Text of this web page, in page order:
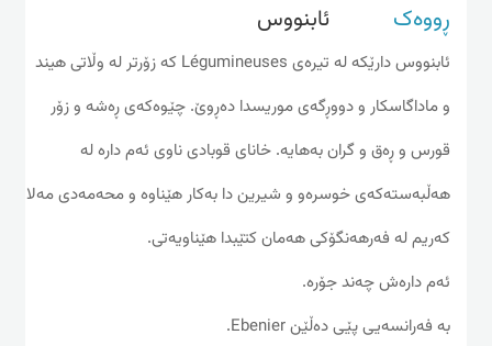
ڕووەک ئابنووس
ئابنووس دارێکه‌ له‌ تیره‌ی Légumineuses که‌ زۆرتر له‌ وڵاتی هیند
و ماداگاسکار و دووڕگه‌ی موریسدا ده‌ڕوێ. چێوه‌که‌ی ڕه‌شه‌ و زۆر
قورس و ڕه‌ق و گران به‌هایه‌. خانای قوبادی ناوی ئه‌م داره‌ له‌
هه‌ڵبه‌سته‌که‌ی خوسره‌و و شیرین دا به‌کار هێناوه‌ و محه‌مه‌دی مه‌لا
که‌ریم له‌ فه‌رهه‌نگۆکی هه‌مان کتێبدا هێناویه‌تی.
ئه‌م داره‌ش چه‌ند جۆره‌.
به‌ فه‌رانسه‌یی پێی ده‌ڵێن Ebenier.